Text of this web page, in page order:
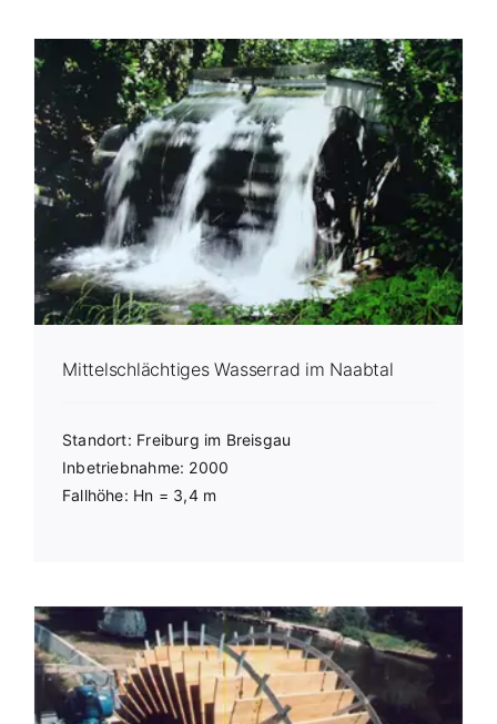
Mittelschlächtiges Wasserrad im Naabtal
Standort: Freiburg im Breisgau
Inbetriebnahme: 2000
Fallhöhe: Hn = 3,4 m